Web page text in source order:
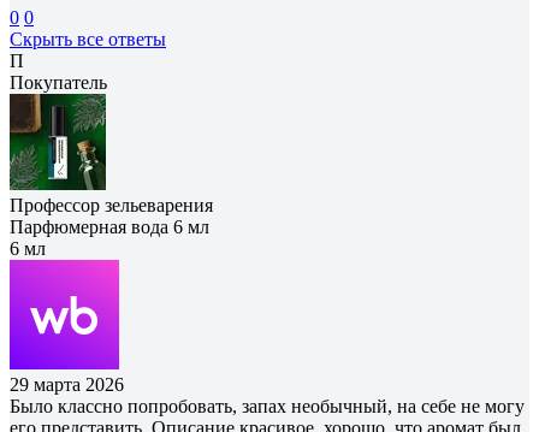
0 0
Скрыть все ответы
П
Покупатель
Профессор зельеварения
Парфюмерная вода 6 мл
6 мл
29 марта 2026
Было классно попробовать, запах необычный, на себе не могу
его представить. Описание красивое, хорошо, что аромат был